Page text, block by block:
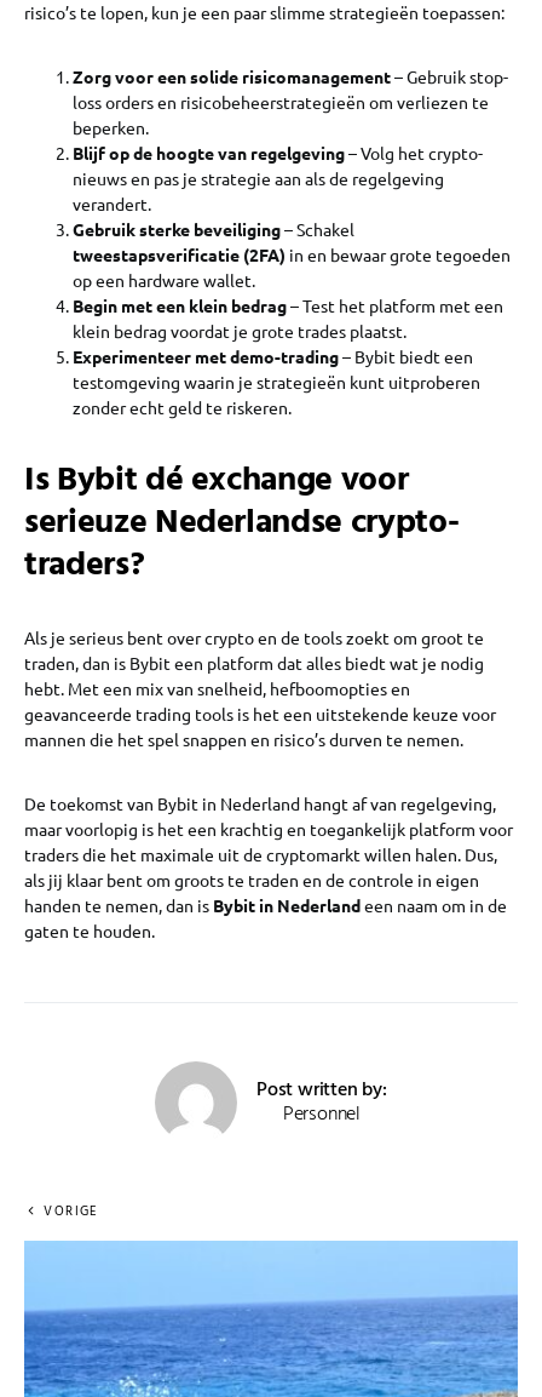
risico’s te lopen, kun je een paar slimme strategieën toepassen:
Zorg voor een solide risicomanagement– Gebruik stop-
loss orders en risicobeheerstrategieën om verliezen te
beperken.
Blijf op de hoogte van regelgeving– Volg het crypto-
nieuws en pas je strategie aan als de regelgeving
verandert.
Gebruik sterke beveiliging– Schakel
tweestapsverificatie (2FA) in en bewaar grote tegoeden
op een hardware wallet.
Begin met een klein bedrag– Test het platform met een
klein bedrag voordat je grote trades plaatst.
Experimenteer met demo-trading– Bybit biedt een
testomgeving waarin je strategieën kunt uitproberen
zonder echt geld te riskeren.
Is Bybit dé exchange voor
serieuze Nederlandse crypto-
traders?
Als je serieus bent over crypto en de tools zoekt om groot te
traden, dan is Bybit een platform dat alles biedt wat je nodig
hebt. Met een mix van snelheid, hefboomopties en
geavanceerde trading tools is het een uitstekende keuze voor
mannen die het spel snappen en risico’s durven te nemen.
De toekomst van Bybit in Nederland hangt af van regelgeving,
maar voorlopig is het een krachtig en toegankelijk platform voor
traders die het maximale uit de cryptomarkt willen halen. Dus,
als jij klaar bent om groots te traden en de controle in eigen
handen te nemen, dan is Bybit in Nederlandeen naam om in de
gaten te houden.
Post written by:
Personnel
VORIGE